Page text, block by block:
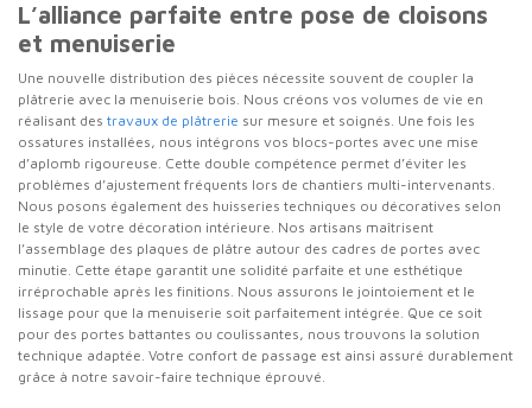
L’alliance parfaite entre pose de cloisons
et menuiserie
Une nouvelle distribution des pièces nécessite souvent de coupler la
plâtrerie avec la menuiserie bois. Nous créons vos volumes de vie en
réalisant des travaux de plâtrerie sur mesure et soignés. Une fois les
ossatures installées, nous intégrons vos blocs-portes avec une mise
d’aplomb rigoureuse. Cette double compétence permet d’éviter les
problèmes d’ajustement fréquents lors de chantiers multi-intervenants.
Nous posons également des huisseries techniques ou décoratives selon
le style de votre décoration intérieure. Nos artisans maîtrisent
l’assemblage des plaques de plâtre autour des cadres de portes avec
minutie. Cette étape garantit une solidité parfaite et une esthétique
irréprochable après les finitions. Nous assurons le jointoiement et le
lissage pour que la menuiserie soit parfaitement intégrée. Que ce soit
pour des portes battantes ou coulissantes, nous trouvons la solution
technique adaptée. Votre confort de passage est ainsi assuré durablement
grâce à notre savoir-faire technique éprouvé.